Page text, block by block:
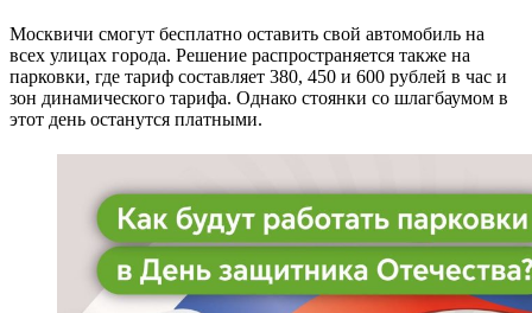
Москвичи смогут бесплатно оставить свой автомобиль на
всех улицах города. Решение распространяется также на
парковки, где тариф составляет 380, 450 и 600 рублей в час и
зон динамического тарифа. Однако стоянки со шлагбаумом в
этот день останутся платными.